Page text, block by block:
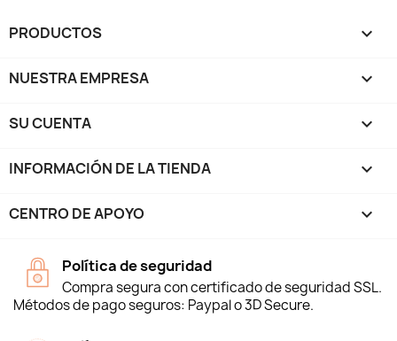
PRODUCTOS 
NUESTRA EMPRESA 
SU CUENTA 
INFORMACIÓN DE LA TIENDA keyboard_arrow_down
CENTRO DE APOYO 
Política de seguridad
Compra segura con certificado de seguridad SSL.
Métodos de pago seguros: Paypal o 3D Secure.